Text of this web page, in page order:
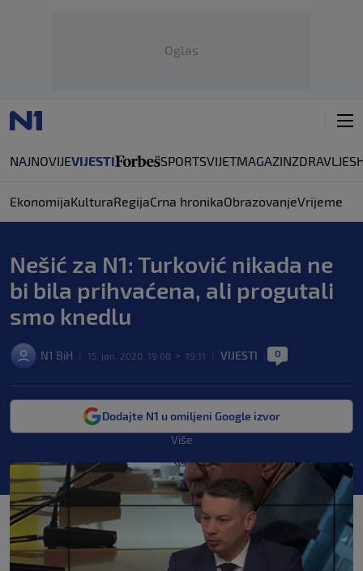
Oglas
NAJNOVIJEVIJESTI SPORTSVIJETMAGAZINZDRAVLJE
EkonomijaKulturaRegijaCrna hronikaObrazovanjeVrijeme
Nešić za N1: Turković nikada ne
bi bila prihvaćena, ali progutali
smo knedlu
N1 BiH 15. jan. 2020. 19:08 > 19:11 VIJESTI 0
Dodajte N1 u omiljeni Google izvor
Više